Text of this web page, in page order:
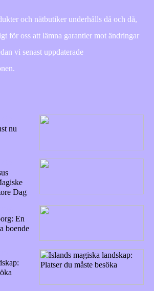
och nätbutiker underhålls då och då,
för oss att lämna garantier mot ändringar
vi senast uppdaterade
nu
Dag
En
boende